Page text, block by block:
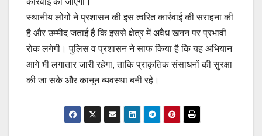
स्थानीय लोगों ने प्रशासन की इस त्वरित कार्रवाई की सराहना की
है और उम्मीद जताई है कि इससे क्षेत्र में अवैध खनन पर प्रभावी
रोक लगेगी। पुलिस व प्रशासन ने साफ किया है कि यह अभियान
आगे भी लगातार जारी रहेगा, ताकि प्राकृतिक संसाधनों की सुरक्षा
की जा सके और कानून व्यवस्था बनी रहे।